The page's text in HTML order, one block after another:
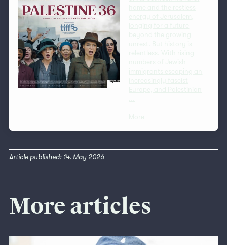
Article published: 14. May 2026
More articles